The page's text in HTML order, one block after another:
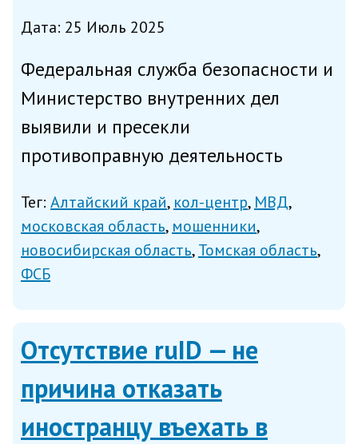
Дата: 25 Июль 2025
Федеральная служба безопасности и
Министерство внутренних дел
выявили и пресекли
противоправную деятельность
Новосибирской, Томской областях и
Алтайском крае организованной
группы лиц, причастной к
Тег: Алтайский край кол-центр МВД
московская область мошенники
новосибирская область Томская область
ФСБ
Отсутствие ruID — не
причина отказать
иностранцу въехать в